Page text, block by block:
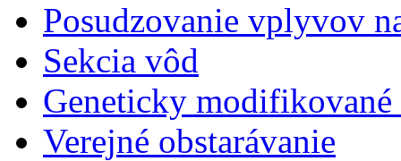
Posudzovanie vplyvov
Sekcia vôd
Geneticky
Verejné obstarávanie